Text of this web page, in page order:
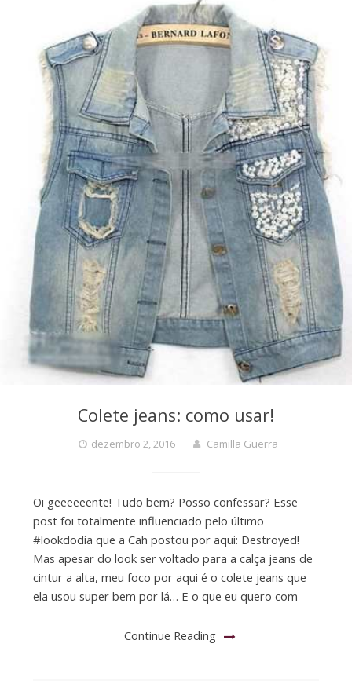
Colete jeans: como usar!
dezembro 2, 2016 Camilla Guerra
Oi geeeeeente! Tudo bem? Posso confessar? Esse
post foi totalmente influenciado pelo último
#lookdodia que a Cah postou por aqui: Destroyed!
Mas apesar do look ser voltado para a calça jeans de
cintur a alta, meu foco por aqui é o colete jeans que
ela usou super bem por lá… E o que eu quero com
Continue Reading